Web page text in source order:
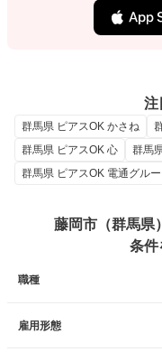
注
群馬県 ピアスOK かさね
群馬県 ピアスOK 心
群馬
群馬県 ピアスOK 電通グル
藤岡市（群馬県
条件
職種
雇用形態